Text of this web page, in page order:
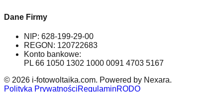
Dane Firmy
NIP: 628-199-29-00
REGON: 120722683
Konto bankowe:
PL 66 1050 1302 1000 0091 4703 5167
© 2026 i-fotowoltaika.com. Powered by Nexara.
Polityka PrywatnościRegulaminRODO